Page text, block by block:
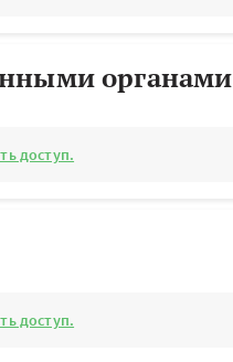
органами
доступ.
доступ.